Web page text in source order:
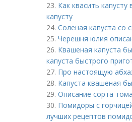
23. Как квасить
капусту
24. Соленая капуста со
25. Черешня юлия
26. Квашеная капуста
капуста быстрого
27. Про настоящую
28. Капуста квашеная
29. Описание сорта
30. Помидоры с
лучших рецептов